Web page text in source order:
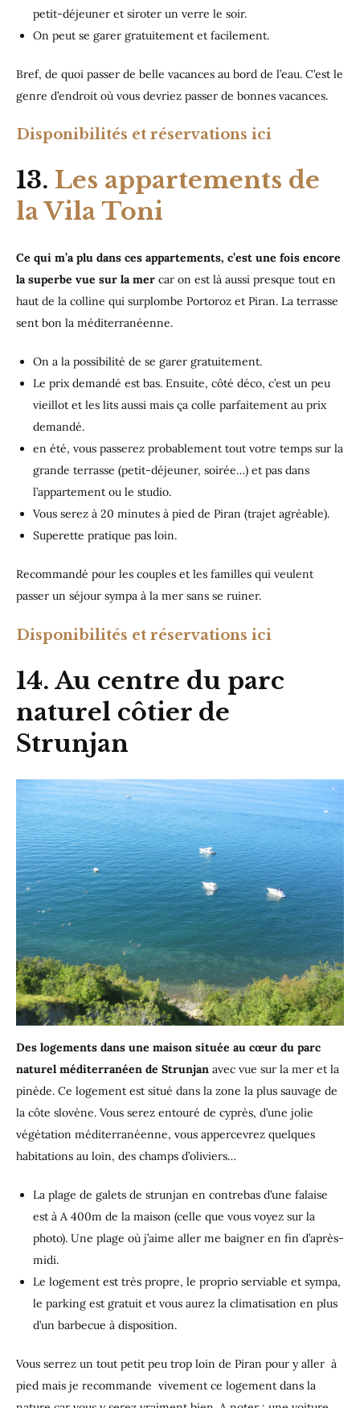
petit-déjeuner et siroter un verre le soir.
On peut se garer gratuitement et facilement.
Bref, de quoi passer de belle vacances au bord de l’eau. C’est le
genre d’endroit où vous devriez passer de bonnes vacances.
Disponibilités et réservations ici
13. Les appartements de
la Vila Toni
Ce qui m’a plu dans ces appartements, c’est une fois encore
la superbe vue sur la mer car on est là aussi presque tout en
haut de la colline qui surplombe Portoroz et Piran. La terrasse
sent bon la méditerranéenne.
On a la possibilité de se garer gratuitement.
Le prix demandé est bas. Ensuite, côté déco, c’est un peu
vieillot et les lits aussi mais ça colle parfaitement au prix
demandé.
en été, vous passerez probablement tout votre temps sur la
grande terrasse (petit-déjeuner, soirée…) et pas dans
l’appartement ou le studio.
Vous serez à 20 minutes à pied de Piran (trajet agréable).
Superette pratique pas loin.
Recommandé pour les couples et les familles qui veulent
passer un séjour sympa à la mer sans se ruiner.
Disponibilités et réservations ici
14. Au centre du parc
naturel côtier de
Strunjan
Des logements dans une maison située au cœur du parc
naturel méditerranéen de Strunjan avec vue sur la mer et la
pinède. Ce logement est situé dans la zone la plus sauvage de
la côte slovène. Vous serez entouré de cyprès, d’une jolie
végétation méditerranéenne, vous appercevrez quelques
habitations au loin, des champs d’oliviers…
La plage de galets de strunjan en contrebas d’une falaise
est à A 400m de la maison (celle que vous voyez sur la
photo). Une plage où j’aime aller me baigner en fin d’après-
midi.
Le logement est très propre, le proprio serviable et sympa,
le parking est gratuit et vous aurez la climatisation en plus
d’un barbecue à disposition.
Vous serrez un tout petit peu trop loin de Piran pour y aller à
pied mais je recommande vivement ce logement dans la